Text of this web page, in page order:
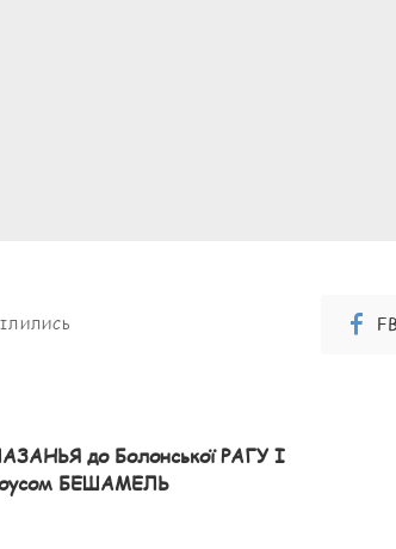
до Болонської РАГУ І
БЕШАМЕЛЬ